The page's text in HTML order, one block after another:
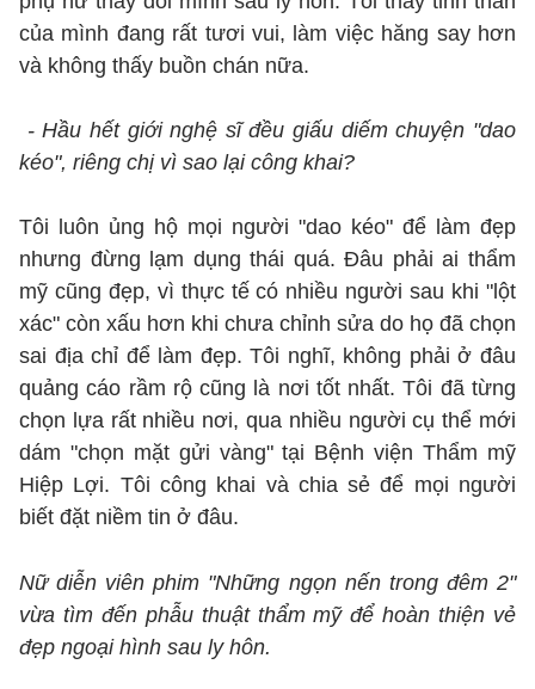
của mình đang rất tươi vui, làm việc hăng say hơn
và không thấy buồn chán nữa.
- Hầu hết giới nghệ sĩ đều giấu diếm chuyện "dao
kéo", riêng chị vì sao lại công khai?
Tôi luôn ủng hộ mọi người "dao kéo" để làm đẹp
nhưng đừng lạm dụng thái quá. Đâu phải ai thẩm
mỹ cũng đẹp, vì thực tế có nhiều người sau khi "lột
xác" còn xấu hơn khi chưa chỉnh sửa do họ đã chọn
sai địa chỉ để làm đẹp. Tôi nghĩ, không phải ở đâu
quảng cáo rầm rộ cũng là nơi tốt nhất. Tôi đã từng
chọn lựa rất nhiều nơi, qua nhiều người cụ thể mới
dám "chọn mặt gửi vàng" tại Bệnh viện Thẩm mỹ
Hiệp Lợi. Tôi công khai và chia sẻ để mọi người
biết đặt niềm tin ở đâu.
Nữ diễn viên phim "Những ngọn nến trong đêm 2"
vừa tìm đến phẫu thuật thẩm mỹ để hoàn thiện vẻ
đẹp ngoại hình sau ly hôn.